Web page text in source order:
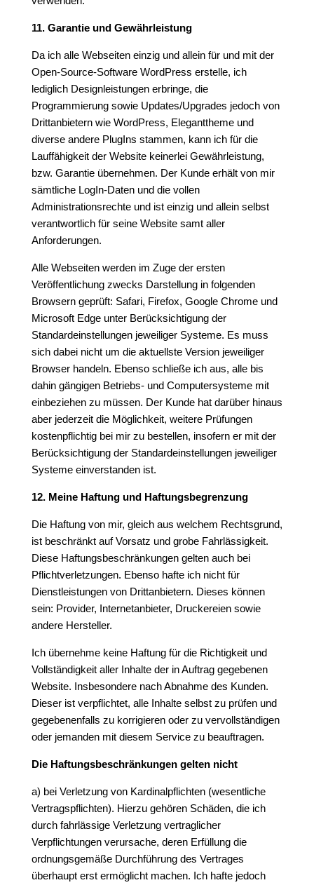
11. Garantie und Gewährleistung
Da ich alle Webseiten einzig und allein für und mit der
Open-Source-Software WordPress erstelle, ich
lediglich Designleistungen erbringe, die
Programmierung sowie Updates/Upgrades jedoch von
Drittanbietern wie WordPress, Eleganttheme und
diverse andere PlugIns stammen, kann ich für die
Lauffähigkeit der Website keinerlei Gewährleistung,
bzw. Garantie übernehmen. Der Kunde erhält von mir
sämtliche LogIn-Daten und die vollen
Administrationsrechte und ist einzig und allein selbst
verantwortlich für seine Website samt aller
Anforderungen.
Alle Webseiten werden im Zuge der ersten
Veröffentlichung zwecks Darstellung in folgenden
Browsern geprüft: Safari, Firefox, Google Chrome und
Microsoft Edge unter Berücksichtigung der
Standardeinstellungen jeweiliger Systeme. Es muss
sich dabei nicht um die aktuellste Version jeweiliger
Browser handeln. Ebenso schließe ich aus, alle bis
dahin gängigen Betriebs- und Computersysteme mit
einbeziehen zu müssen. Der Kunde hat darüber hinaus
aber jederzeit die Möglichkeit, weitere Prüfungen
kostenpflichtig bei mir zu bestellen, insofern er mit der
Berücksichtigung der Standardeinstellungen jeweiliger
Systeme einverstanden ist.
12. Meine Haftung und Haftungsbegrenzung
Die Haftung von mir, gleich aus welchem Rechtsgrund,
ist beschränkt auf Vorsatz und grobe Fahrlässigkeit.
Diese Haftungsbeschränkungen gelten auch bei
Pflichtverletzungen. Ebenso hafte ich nicht für
Dienstleistungen von Drittanbietern. Dieses können
sein: Provider, Internetanbieter, Druckereien sowie
andere Hersteller.
Ich übernehme keine Haftung für die Richtigkeit und
Vollständigkeit aller Inhalte der in Auftrag gegebenen
Website. Insbesondere nach Abnahme des Kunden.
Dieser ist verpflichtet, alle Inhalte selbst zu prüfen und
gegebenenfalls zu korrigieren oder zu vervollständigen
oder jemanden mit diesem Service zu beauftragen.
Die Haftungsbeschränkungen gelten nicht
a) bei Verletzung von Kardinalpflichten (wesentliche
Vertragspflichten). Hierzu gehören Schäden, die ich
durch fahrlässige Verletzung vertraglicher
Verpflichtungen verursache, deren Erfüllung die
ordnungsgemäße Durchführung des Vertrages
überhaupt erst ermöglicht machen. Ich hafte jedoch